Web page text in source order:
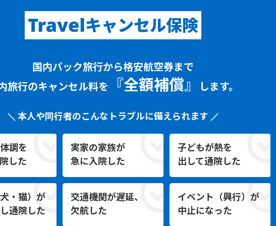
国内パック旅行から格安航空券まで
旅行のキャンセル料を 『全額補償』 します。
本人や同行者のこんなトラブルに備えられます
調を
した
実家の家族が
急に入院した
子どもが熱を
出して通院した
・猫）が
通院した
交通機関が遅延、
欠航した
イベント（興行）が
中止になった